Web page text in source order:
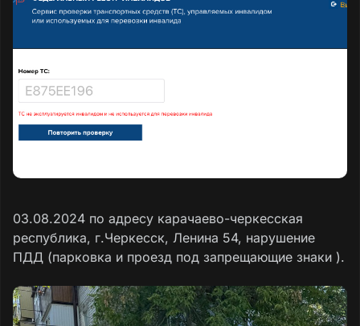
03.08.2024 по адресу карачаево-черкесская
республика, г.Черкесск, Ленина 54, нарушение
ПДД (парковка и проезд под запрещающие знаки ).